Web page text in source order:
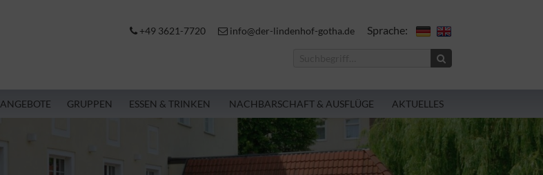
+49 3621-7720 info@der-lindenhof-gotha.de Sprache:
ANGEBOTE GRUPPEN ESSEN & TRINKEN NACHBARSCHAFT & AUSFLÜGE AKTUELLES